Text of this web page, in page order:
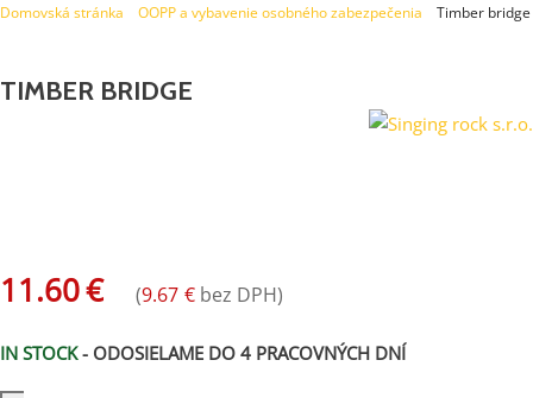
Domovská stránka OOPP a vybavenie osobného zabezpečenia Timber bridge
TIMBER BRIDGE
11.60€ (9.67 € bez DPH)
IN STOCK- ODOSIELAME DO 4 PRACOVNÝCH DNÍ